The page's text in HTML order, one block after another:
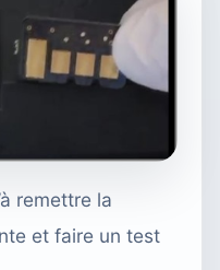
remettre la
et faire un test